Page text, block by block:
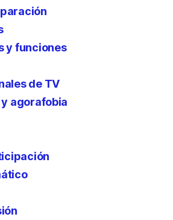
y funciones
de TV
agorafobia